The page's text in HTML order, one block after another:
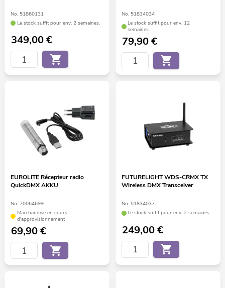
No. 51860131
Le stock suffit pour env. 2 semaines.
349,00€
No. 51834034
Le stock suffit pour env. 12
semaines.
79,90€
EUROLITE Récepteur radio
QuickDMX AKKU
No. 70064699
Marchandise en cours
d'approvisionnement
69,90€
FUTURELIGHT WDS-CRMX TX
Wireless DMX Transceiver
No. 51834037
Le stock suffit pour env. 2 semaines.
249,00€